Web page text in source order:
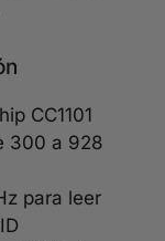
CC1101
300 a 928
para leer